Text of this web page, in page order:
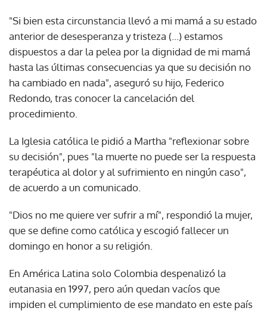
"Si bien esta circunstancia llevó a mi mamá a su estado
anterior de desesperanza y tristeza (...) estamos
dispuestos a dar la pelea por la dignidad de mi mamá
hasta las últimas consecuencias ya que su decisión no
ha cambiado en nada", aseguró su hijo, Federico
Redondo, tras conocer la cancelación del
procedimiento.
La Iglesia católica le pidió a Martha "reflexionar sobre
su decisión", pues "la muerte no puede ser la respuesta
terapéutica al dolor y al sufrimiento en ningún caso",
de acuerdo a un comunicado.
"Dios no me quiere ver sufrir a mí", respondió la mujer,
que se define como católica y escogió fallecer un
domingo en honor a su religión.
En América Latina solo Colombia despenalizó la
eutanasia en 1997, pero aún quedan vacíos que
impiden el cumplimiento de ese mandato en este país